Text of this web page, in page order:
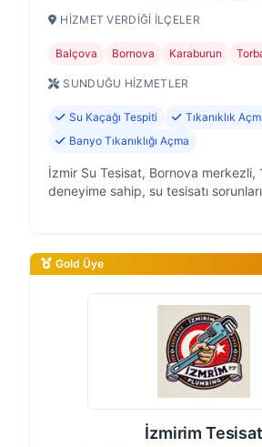
HIZMET VERDIĞI İLÇELER
Balçova Bornova Karaburun
SUNDUĞU HIZMETLER
Su Kaçağı Tespiti
Tıkanıklık
Banyo Tıkanıklığı Açma
İzmir Su Tesisat, Bornova merkezli,
deneyime sahip, su tesisatı
Gold Üye
İzmirim Tesisat